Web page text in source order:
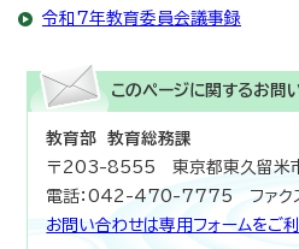
令和7年教育委員会議事録
このページに関するお問
教育部 教育総務課
〒203-8555 東京都東久留米
電話：042-470-7775 ファク
お問い合わせは専用フォームをご利